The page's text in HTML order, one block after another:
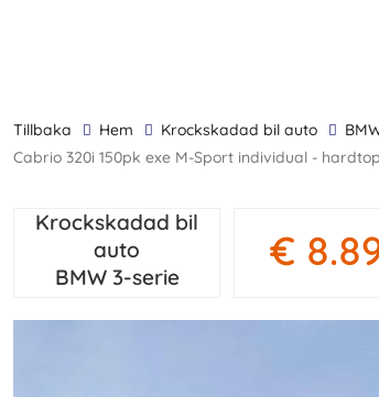
tillbaka Hem krockskadad bil auto
cabrio 320i 150pk exe M-Sport individual -
Krockskadad bil
auto
BMW 3-serie
€